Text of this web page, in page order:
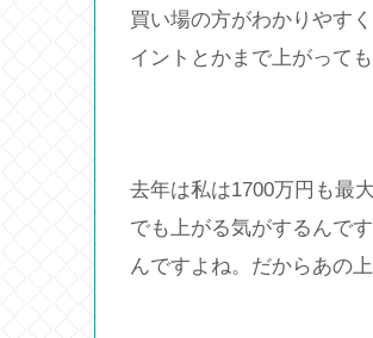
買い場の方がわかりやす
イントとかまで上がって
去年は私は1700万円も最
でも上がる気がするんで
んですよね。だからあの